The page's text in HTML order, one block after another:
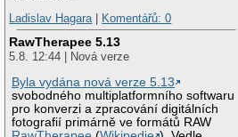
Ladislav Hagara| Komentářů: 0
RawTherapee 5.13
5.8. 12:44 | Nová verze
Byla vydána nová verze 5.13
svobodného multiplatformního softwaru
pro konverzi a zpracování digitálních
fotografií primárně ve formátů RAW